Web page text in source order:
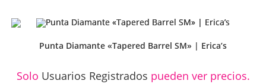
Punta Diamante «Tapered Barrel SM» | Erica’s
Solo Usuarios Registrados pueden ver precios.